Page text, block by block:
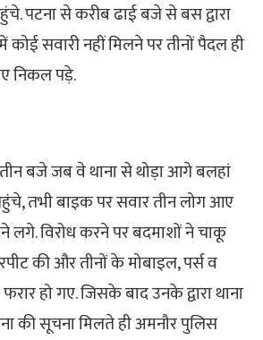
पटना से करीब ढाई बजे से बस द्वारा
कोई सवारी नहीं मिलने पर तीनों पैदल ही
निकल पड़े.
बजे जब वे थाना से थोड़ा आगे बलहां
तभी बाइक पर सवार तीन लोग आए
लगे. विरोध करने पर बदमाशों ने चाकू
की और तीनों के मोबाइल, पर्स व
हो गए. जिसके बाद उनके द्वारा थाना
की सूचना मिलते ही अमनौर पुलिस